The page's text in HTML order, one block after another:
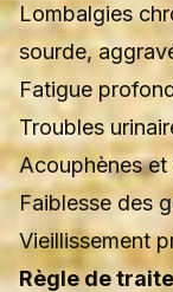
Lombalgies
sourde,
Fatigue
Troubles
Acouphènes et
Faiblesse des
Vieillissement
Règle de